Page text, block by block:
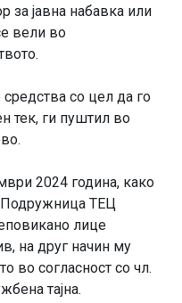
за јавна набавка или
вели во
со цел да го
тек, ги пуштил во
2024 година, како
ТЕЦ
лице
на друг начин му
во согласност со чл.
тајна.